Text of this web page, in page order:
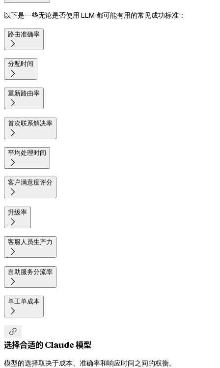
以下是一些无论是否使用 LLM 都可能有用的常见成功标准：
路由准确率

分配时间

重新路由率

首次联系解决率

平均处理时间

客户满意度评分

升级率

客服人员生产力

自助服务分流率

单工单成本


选择合适的 Claude 模型
模型的选择取决于成本、准确率和响应时间之间的权衡。